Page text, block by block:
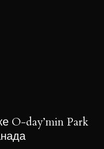
O-day’min Park